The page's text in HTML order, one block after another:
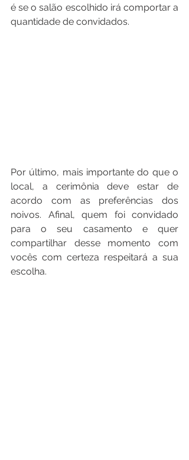
é se o salão escolhido irá comportar a
quantidade de convidados.
Por último, mais importante do que o
local, a cerimônia deve estar de
acordo com as preferências dos
noivos. Afinal, quem foi convidado
para o seu casamento e quer
compartilhar desse momento com
vocês com certeza respeitará a sua
escolha.